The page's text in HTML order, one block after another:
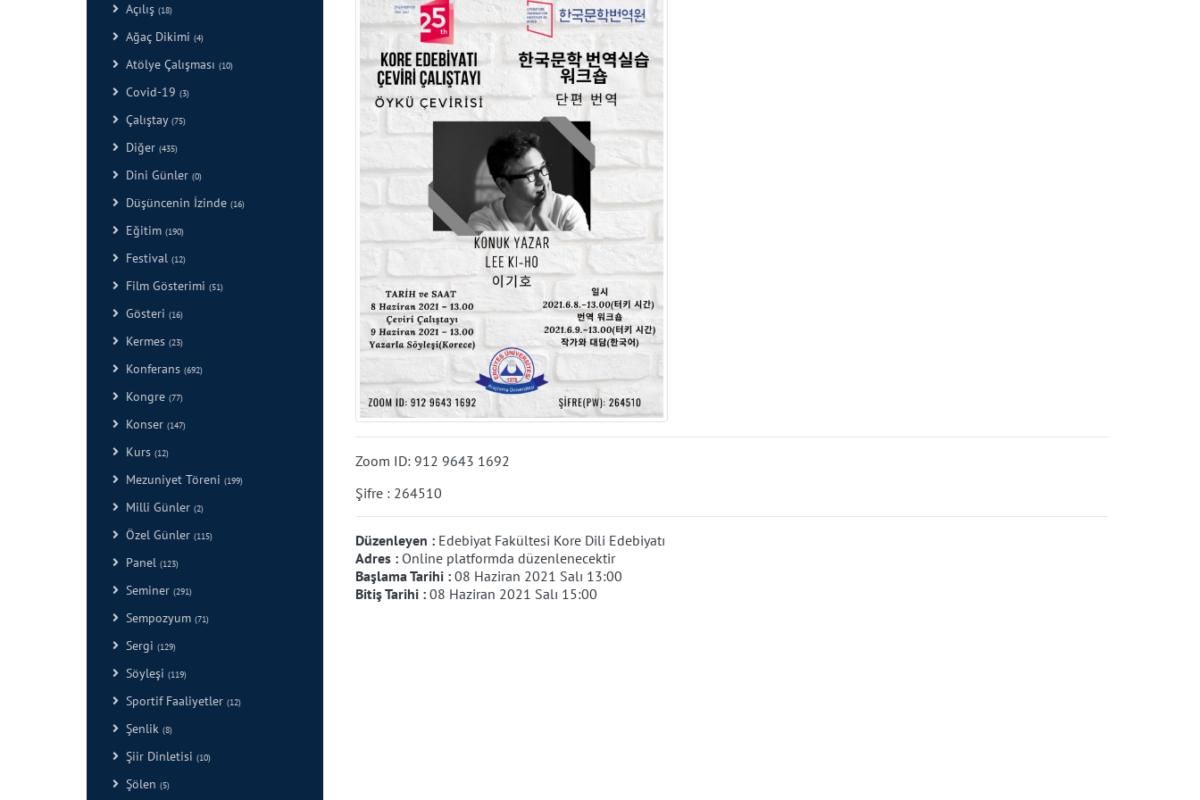
Açılış (18)
Ağaç Dikimi (4)
Atölye Çalışması (10)
Covid-19 (3)
Çalıştay (75)
Diğer (435)
Dini Günler (0)
Düşüncenin İzinde (16)
Eğitim (190)
Festival (12)
Film Gösterimi (51)
Gösteri (16)
Kermes (23)
Konferans (692)
Kongre (77)
Konser (147)
Kurs (12)
Mezuniyet Töreni (199)
Milli Günler (2)
Özel Günler (115)
Panel (123)
Seminer (291)
Sempozyum (71)
Sergi (129)
Söyleşi (119)
Sportif Faaliyetler (12)
Şenlik (8)
Şiir Dinletisi (10)
Şölen (5)
Zoom ID: 912 9643 1692
Şifre : 264510
Düzenleyen : Edebiyat Fakültesi Kore Dili Edebiyatı
Adres : Online platformda düzenlenecektir
Başlama Tarihi : 08 Haziran 2021 Salı 13:00
Bitiş Tarihi : 08 Haziran 2021 Salı 15:00